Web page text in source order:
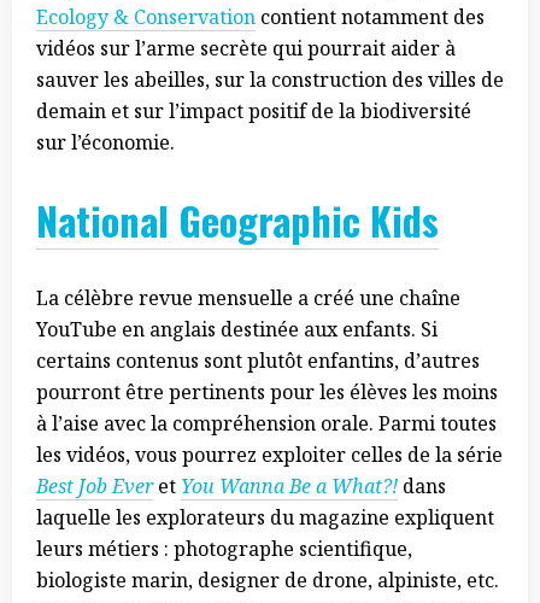
Ecology & Conservation contient notamment des
vidéos sur l’arme secrète qui pourrait aider à
sauver les abeilles, sur la construction des villes de
demain et sur l’impact positif de la biodiversité
sur l’économie.
National Geographic Kids
La célèbre revue mensuelle a créé une chaîne
YouTube en anglais destinée aux enfants. Si
certains contenus sont plutôt enfantins, d’autres
pourront être pertinents pour les élèves les moins
à l’aise avec la compréhension orale. Parmi toutes
les vidéos, vous pourrez exploiter celles de la série
Best Job Everet You Wanna Be a What?! dans
laquelle les explorateurs du magazine expliquent
leurs métiers : photographe scientifique,
biologiste marin, designer de drone, alpiniste, etc.